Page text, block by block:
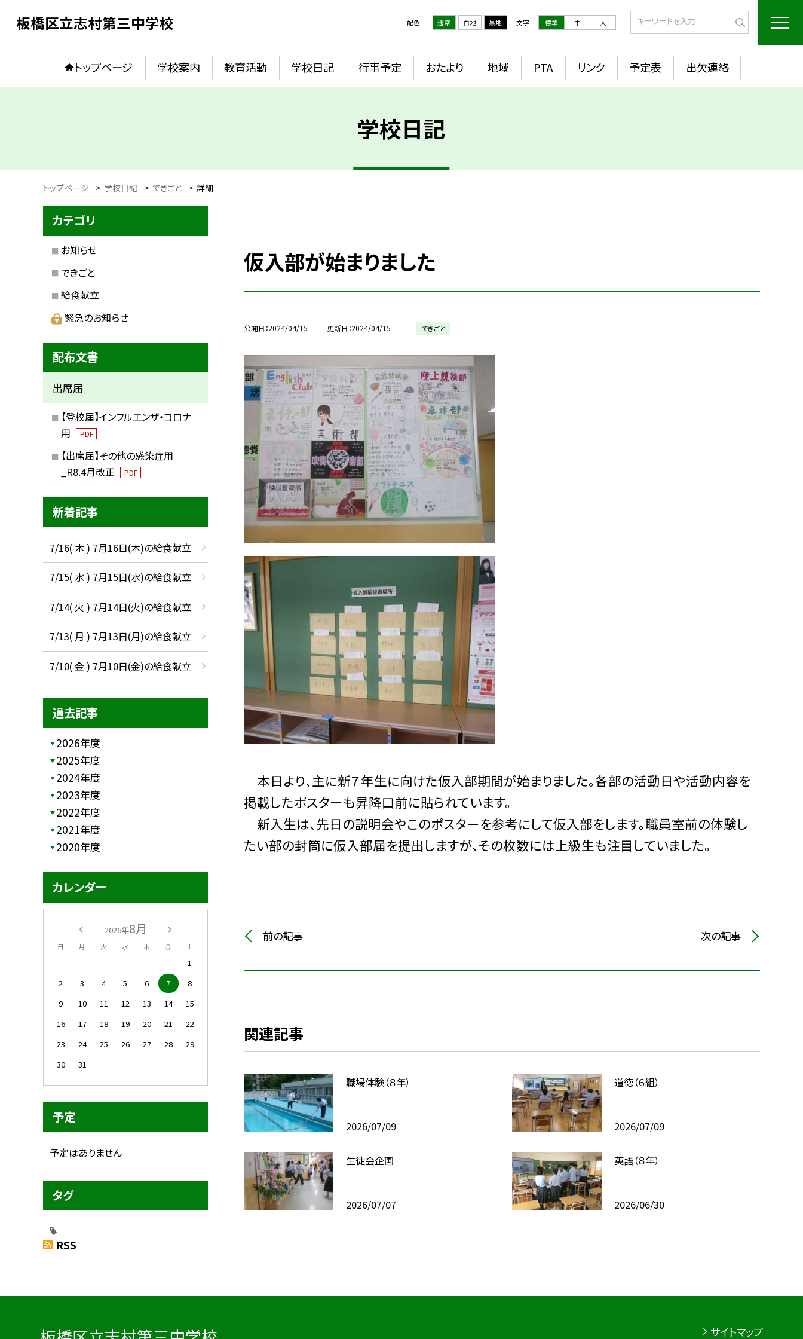
板橋区立志村第三中学校 配色 通常 白地 黒地 文字 標準 中 大
トップページ 学校案内 教育活動 学校日記 行事予定 おたより 地域 PTA リンク 予定表 出欠連絡
学校日記
トップページ > 学校日記 > できごと > 詳細
仮入部が始まりました
公開日 2024/04/15 更新日 2024/04/15 できごと
本日より、主に新７年生に向けた仮入部期間が始まりました。各部の活動日や活動内容を
掲載したポスターも昇降口前に貼られています。
新入生は、先日の説明会やこのポスターを参考にして仮入部をします。職員室前の体験し
たい部の封筒に仮入部届を提出しますが、その枚数には上級生も注目していました。
前の記事 次の記事
関連記事
職場体験（８年）
2026/07/09
道徳（６組）
2026/07/09
生徒会企画
2026/07/07
英語（８年）
2026/06/30
カテゴリ
お知らせ
できごと
給食献立
緊急のお知らせ
配布文書
出席届
【登校届】インフルエンザ・コロナ
用
PDF
【出席届】その他の感染症用
_R8.4月改正
PDF
新着記事
7/16( 木 ) 7月16日(木)の給食献立
7/15( 水 ) 7月15日(水)の給食献立
7/14( 火 ) 7月14日(火)の給食献立
7/13( 月 ) 7月13日(月)の給食献立
7/10( 金 ) 7月10日(金)の給食献立
過去記事
2026年度
2025年度
2024年度
2023年度
2022年度
2021年度
2020年度
カレンダー
2026年8月
日 月 火 水 木 金 土
1
2
3 4 5 6 7
8
9
10 11 12 13 14
15
16
17 18 19 20 21
22
23
24 25 26 27 28
29
30
31
予定
予定はありません
タグ
RSS
サイトマップ